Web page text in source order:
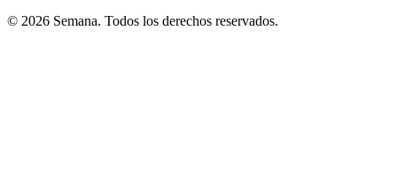
© 2026 Semana. Todos los derechos reservados.